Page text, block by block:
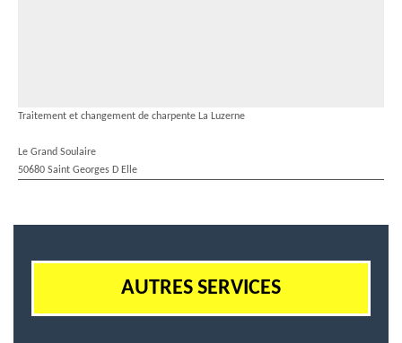
Traitement et changement de charpente La Luzerne
Le Grand Soulaire
50680 Saint Georges D Elle
AUTRES SERVICES